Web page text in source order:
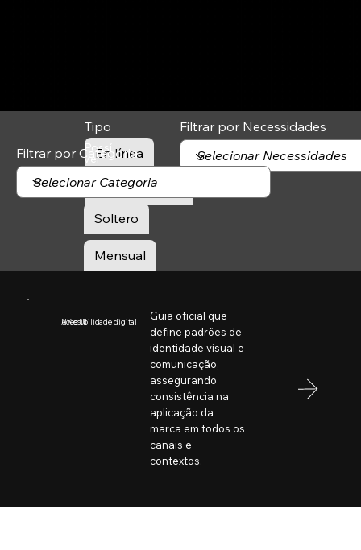
Acessibilidade digital
UX e UI
Guia oficial que
define padrões de
identidade visual e
comunicação,
assegurando
consistência na
aplicação da
marca em todos os
canais e
contextos.
Tipo
En línea
Desconectado
Possí
vel
contr
ataçã
Soltero
Mensual
Filtrar por Necessidades
Filtrar por Categoria